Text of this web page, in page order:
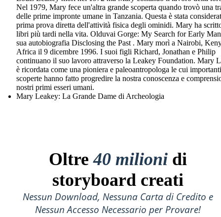
Nel 1979, Mary fece un'altra grande scoperta quando trovò una
delle prime impronte umane in Tanzania. Questa è stata
prima prova diretta dell'attività fisica degli ominidi. Mary ha
libri più tardi nella vita. Olduvai Gorge: My Search for Early
sua autobiografia Disclosing the Past . Mary morì a Nairobi,
Africa il 9 dicembre 1996. I suoi figli Richard, Jonathan e Philip
continuano il suo lavoro attraverso la Leakey Foundation. Mary
è ricordata come una pioniera e paleoantropologa le cui importanti
scoperte hanno fatto progredire la nostra conoscenza e
nostri primi esseri umani.
Mary Leakey: La Grande Dame di Archeologia
Oltre40 milioni di
storyboard creati
Nessun Download, Nessuna Carta di Credito e
Nessun Accesso Necessario per Provare!